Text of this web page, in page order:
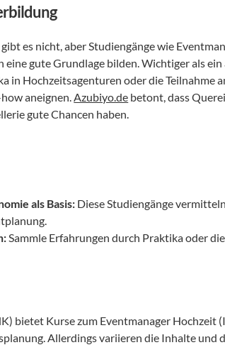
gibt es nicht, aber Studiengänge wie
gute Grundlage bilden. Wichtiger als
in Hochzeitsagenturen oder die Teilnahme
aneignen. Azubiyo.de betont, dass
gute Chancen haben.
als Basis: Diese Studiengänge
Sammle Erfahrungen durch Praktika oder
bietet Kurse zum Eventmanager Hochzeit
Allerdings variieren die Inhalte und